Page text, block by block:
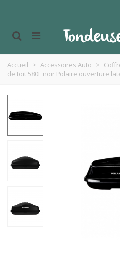
Accueil > Accessoires Auto >
de toit 580L noir Polaire ouverture